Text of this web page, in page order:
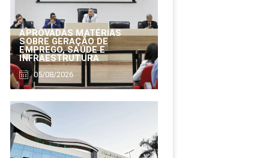
APROVADAS MATÉRIAS
SOBRE GERAÇÃO DE
EMPREGO, SAÚDE E
INFRAESTRUTURA
05/08/2026